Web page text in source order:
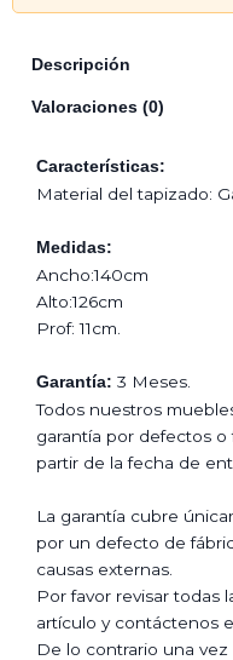
Descripción
Valoraciones (0)
Características:
Material del tapizado:
Medidas:
Ancho:140cm
Alto:126cm
Prof: 11cm.
Garantía: 3 Meses.
Todos nuestros
garantía por defectos o
partir de la fecha de
La garantía cubre
por un defecto de
causas externas.
Por favor revisar todas
artículo y contáctenos
De lo contrario una vez